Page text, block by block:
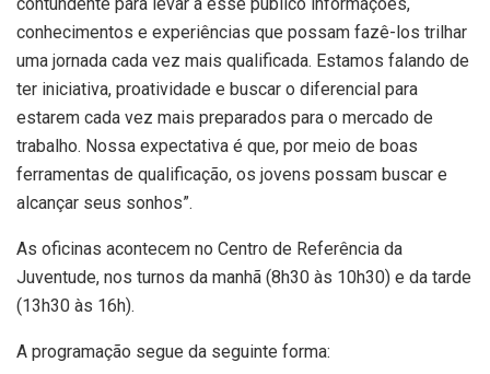
conhecimentos e experiências que possam fazê-los trilhar
uma jornada cada vez mais qualificada. Estamos falando de
ter iniciativa, proatividade e buscar o diferencial para
estarem cada vez mais preparados para o mercado de
trabalho. Nossa expectativa é que, por meio de boas
ferramentas de qualificação, os jovens possam buscar e
alcançar seus sonhos”.
As oficinas acontecem no Centro de Referência da
Juventude, nos turnos da manhã (8h30 às 10h30) e da tarde
(13h30 às 16h).
A programação segue da seguinte forma: